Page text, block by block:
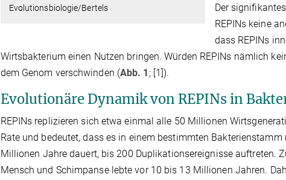
Evolutionsbiologie/Bertels
Der
REPINs keine
dass REPINs
Wirtsbakterium einen Nutzen bringen. Würden REPINs nämlich
dem Genom verschwinden (Abb. 1 ; [1]).
Evolutionäre Dynamik von REPINs in
REPINs replizieren sich etwa einmal alle 50 Millionen
Rate und bedeutet, dass es in einem bestimmten
Millionen Jahre dauert, bis 200 Duplikationsereignisse auftreten.
Mensch und Schimpanse lebte vor 10 bis 13 Millionen Jahren.